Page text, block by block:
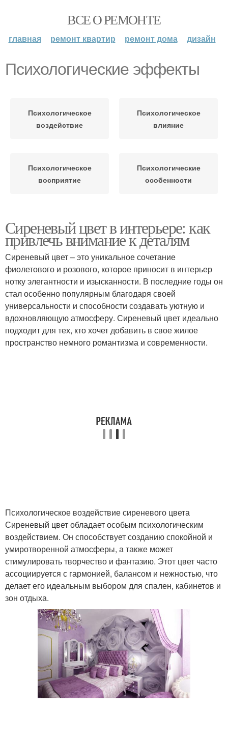
ВСЕ О РЕМОНТЕ
главная ремонт квартир ремонт дома дизайн
Психологические эффекты
Психологическое
воздействие
Психологическое
влияние
Психологическое
восприятие
Психологические
особенности
Сиреневый цвет в интерьере: как
привлечь внимание к деталям
Сиреневый цвет – это уникальное сочетание
фиолетового и розового, которое приносит в интерьер
нотку элегантности и изысканности. В последние годы он
стал особенно популярным благодаря своей
универсальности и способности создавать уютную и
вдохновляющую атмосферу. Сиреневый цвет идеально
подходит для тех, кто хочет добавить в свое жилое
пространство немного романтизма и современности.
Психологическое воздействие сиреневого цвета
Сиреневый цвет обладает особым психологическим
воздействием. Он способствует созданию спокойной и
умиротворенной атмосферы, а также может
стимулировать творчество и фантазию. Этот цвет часто
ассоциируется с гармонией, балансом и нежностью, что
делает его идеальным выбором для спален, кабинетов и
зон отдыха.